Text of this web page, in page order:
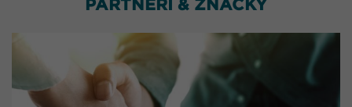
PARTNEŘI & ZNAČKY